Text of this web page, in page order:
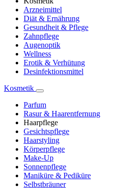
Arzneimittel
Diät & Ernährung
Gesundheit & Pflege
Zahnpflege
Augenoptik
Wellness
Erotik & Verhütung
Desinfektionsmittel
Kosmetik
Parfum
Rasur & Haarentfernung
Haarpflege
Gesichtspflege
Haarstyling
Körperpflege
Make-Up
Sonnenpflege
Maniküre & Pediküre
Selbstbräuner